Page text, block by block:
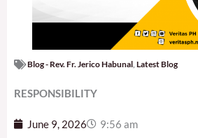
Blog - Rev. Fr. Jerico Habunal Latest Blog
RESPONSIBILITY
June 9, 2026 9:56 am